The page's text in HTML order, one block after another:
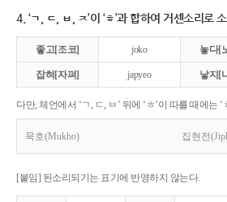
4. ‘ㄱ, ㄷ, ㅂ, ㅈ’이 ‘ㅎ’과 합하여 거센소리로
좋고[조코] joko 놓다[
잡혀[자펴] japyeo 낳지[
다만, 체언에서 ‘ㄱ, ㄷ, ㅂ’ 뒤에 ‘ㅎ’이 따를 때에는
묵호(Mukho) 집현전
[붙임] 된소리되기는 표기에 반영하지 않는다.